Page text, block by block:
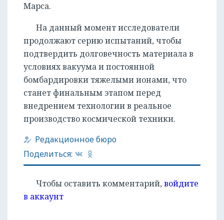
Марса.
На данный момент исследователи
продолжают серию испытаний, чтобы
подтвердить долговечность материала в
условиях вакуума и постоянной
бомбардировки тяжелыми ионами, что
станет финальным этапом перед
внедрением технологии в реальное
производство космической техники.
Редакционное бюро
Поделиться:
Чтобы оставить комментарий,войдите
в аккаунт